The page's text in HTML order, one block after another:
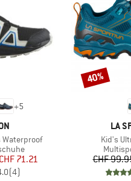
+5
Waterproof
Preis
CHF 71.21
(4)
LA
Artikel
Kid's
CHF
Rabatt
40%